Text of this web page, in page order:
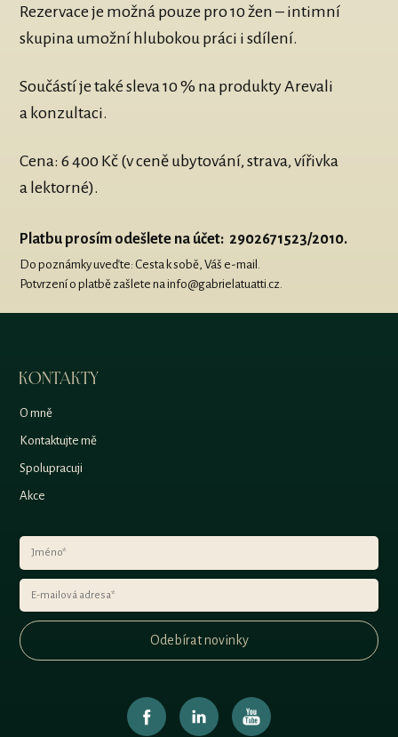
Rezervace je možná pouze pro 10 žen – intimní
skupina umožní hlubokou práci i sdílení.
Součástí je také sleva 10 % na produkty Arevali
a konzultaci.
Cena: 6 400 Kč (v ceně ubytování, strava, vířivka
a lektorné).
Platbu prosím odešlete na účet: 2902671523/2010.
Do poznámky uveďte: Cesta k sobě, Váš e-mail.
Potvrzení o platbě zašlete na info@gabrielatuatti.cz.
KONTAKTY
O mně
Kontaktujte mě
Spolupracuji
Akce
Odebírat novinky